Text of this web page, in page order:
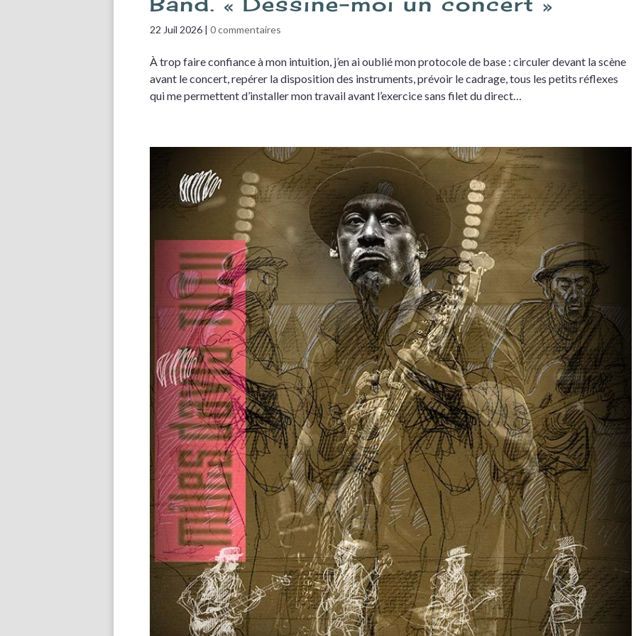
22 Juil 2026 |0 commentaires
À trop faire confiance à mon intuition, j’en ai oublié mon protocole de base : circuler devant la scène
avant le concert, repérer la disposition des instruments, prévoir le cadrage, tous les petits réflexes
qui me permettent d’installer mon travail avant l’exercice sans filet du direct…